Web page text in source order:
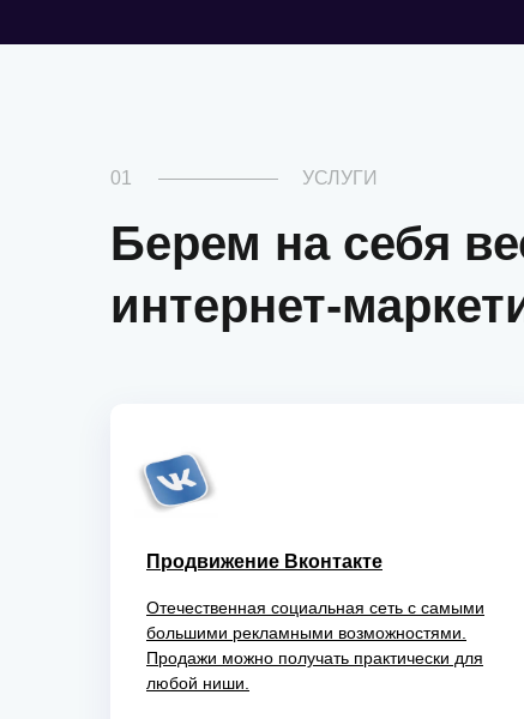
01 УСЛУГИ
Берем на себя
интернет-
Продвижение Вконтакте
Отечественная социальная сеть с самыми
большими рекламными возможностями.
Продажи можно получать практически для
любой ниши.